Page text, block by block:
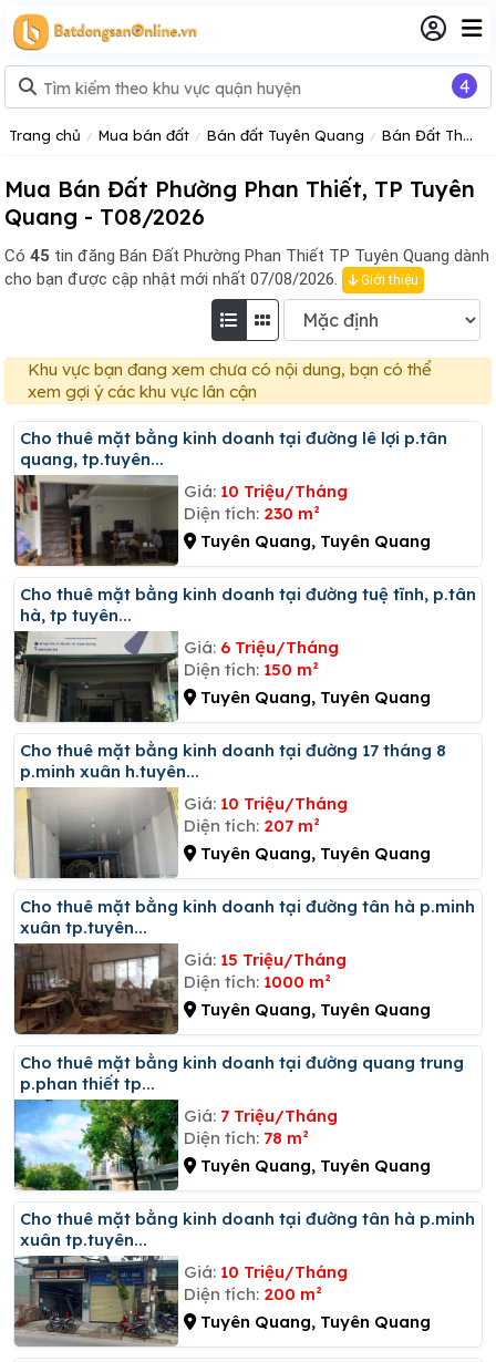
Trang chủ Mua bán đất Bán đất Tuyên Quang Bán Đất Thành Phố Tuyên Quang
Mua Bán Đất Phường Phan Thiết, TP Tuyên
Quang - T08/2026
Có 45 tin đăng Bán Đất Phường Phan Thiết TP Tuyên Quang dành
cho bạn được cập nhật mới nhất 07/08/2026.
Giới thiệu
Khu vực bạn đang xem chưa có nội dung, bạn có thể
xem gợi ý các khu vực lân cận
Cho thuê mặt bằng kinh doanh tại đường lê lợi p.tân
quang, tp.tuyên...
Giá: 10 Triệu/Tháng
Diện tích: 230 m²
Tuyên Quang, Tuyên Quang
Cho thuê mặt bằng kinh doanh tại đường tuệ tĩnh, p.tân
hà, tp tuyên...
Giá: 6 Triệu/Tháng
Diện tích: 150 m²
Tuyên Quang, Tuyên Quang
Cho thuê mặt bằng kinh doanh tại đường 17 tháng 8
p.minh xuân h.tuyên...
Giá: 10 Triệu/Tháng
Diện tích: 207 m²
Tuyên Quang, Tuyên Quang
Cho thuê mặt bằng kinh doanh tại đường tân hà p.minh
xuân tp.tuyên...
Giá: 15 Triệu/Tháng
Diện tích: 1000 m²
Tuyên Quang, Tuyên Quang
Cho thuê mặt bằng kinh doanh tại đường quang trung
p.phan thiết tp...
Giá: 7 Triệu/Tháng
Diện tích: 78 m²
Tuyên Quang, Tuyên Quang
Cho thuê mặt bằng kinh doanh tại đường tân hà p.minh
xuân tp.tuyên...
Giá: 10 Triệu/Tháng
Diện tích: 200 m²
Tuyên Quang, Tuyên Quang
4